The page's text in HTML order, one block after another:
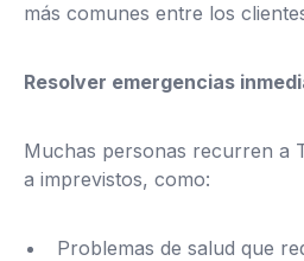
más comunes entre los
Resolver emergencias
Muchas personas recurren a
a imprevistos, como:
Problemas de salud que